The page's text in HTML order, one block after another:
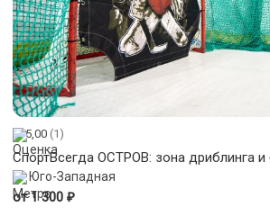
5,00 (1)
СпортВсегда ОСТРОВ: зона дриблинга и
Юго-Западная
от 1 300 ₽